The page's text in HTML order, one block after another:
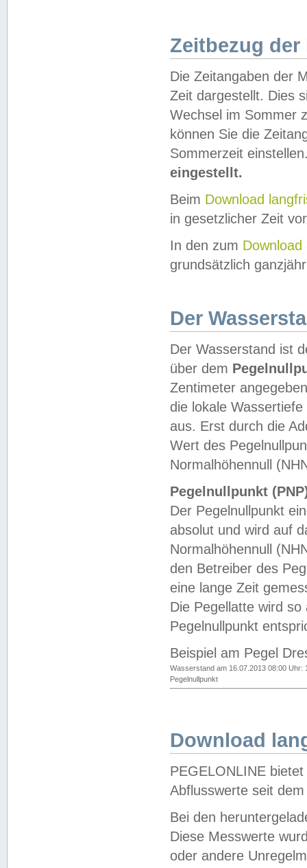
Zeitbezug der
Die Zeitangaben der
Zeit dargestellt. Dies
Wechsel im Sommer
können Sie die
Sommerzeit
eingestellt.
Beim Download
in gesetzlicher Zeit
In den zum Download
grundsätzlich
Der
Der Wasserstand ist
über dem
Zentimeter
die lokale
aus. Erst durch die
Wert des
Normalhöhennull
Pegelnullpunkt
Der Pegelnullpunkt
absolut und wird auf
Normalhöhennull
den Betreiber des
eine lange Zeit
Die Pegellatte wird
Pegelnullpunkt
Beispiel am Pegel
Wasserstand am 16.07.2013 08:00 Uhr:
Pegelnullpunkt
Download
PEGELONLINE
Abflusswerte seit
Bei den
Diese Messwerte
oder andere